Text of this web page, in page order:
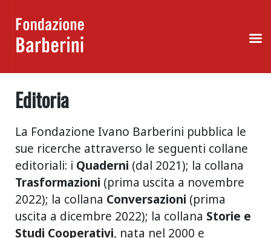
contentEditoria
La Fondazione Ivano Barberini pubblica le
sue ricerche attraverso le seguenti collane
editoriali: i Quaderni (dal 2021); la collana
Trasformazioni (prima uscita a novembre
2022); la collana Conversazioni (prima
uscita a dicembre 2022); la collana Storie e
Studi Cooperativi, nata nel 2000 e